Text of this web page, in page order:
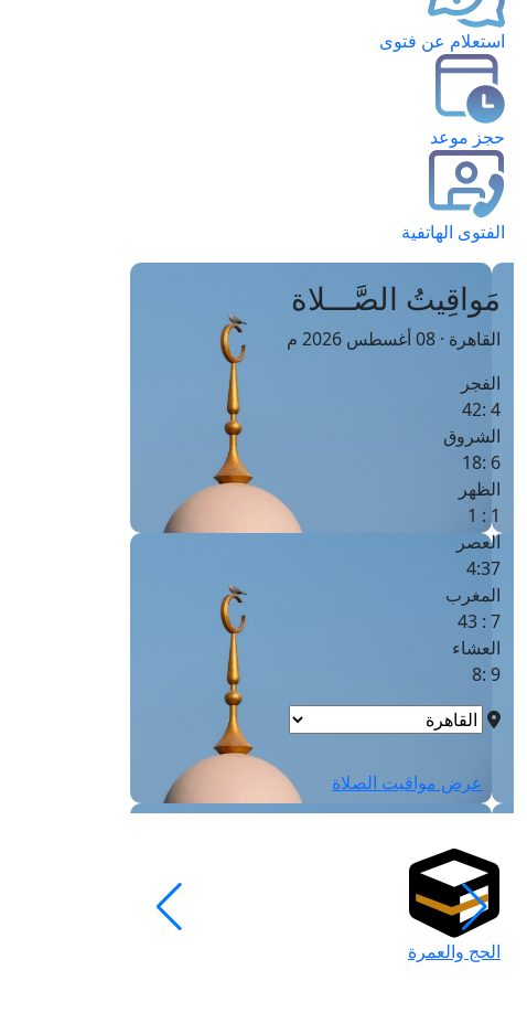
استعلام عن فتوى
حجز موعد
الفتوى الهاتفية
مَواقِيتُ الصَّـــلاة
القاهرة · 08 أغسطس 2026 م
الفجر
4 :42
الشروق
6 :18
الظهر
1 : 1
العصر
4:37
المغرب
7 : 43
العشاء
9 :8
عرض مواقيت الصلاة
الحج والعمرة